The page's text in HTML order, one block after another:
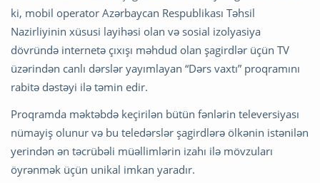
ki, mobil operator Azərbaycan Respublikası Təhsil
Nazirliyinin xüsusi layihəsi olan və sosial izolyasiya
dövründə internetə çıxışı məhdud olan şagirdlər üçün TV
üzərindən canlı dərslər yayımlayan “Dərs vaxtı” proqramını
rabitə dəstəyi ilə təmin edir.
Proqramda məktəbdə keçirilən bütün fənlərin televersiyası
nümayiş olunur və bu teledərslər şagirdlərə ölkənin istənilən
yerindən ən təcrübəli müəllimlərin izahı ilə mövzuları
öyrənmək üçün unikal imkan yaradır.